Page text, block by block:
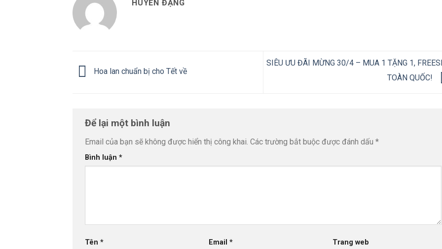
HUYỀN ĐẶNG
Hoa lan chuẩn bị cho Tết về
SIÊU ƯU ĐÃI MỪNG 30/4 – MUA 1 TẶNG 1,
TOÀN QUỐC!
Để lại một bình luận
Email của bạn sẽ không được hiển thị công khai. Các trường bắt buộc được đánh dấu *
Bình luận *
Tên * Email * Trang web